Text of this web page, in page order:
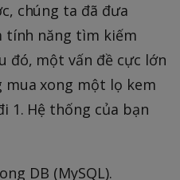
chúng ta đã đưa
tính năng tìm kiếm
đó, một vấn đề cực lớn
mua xong một lọ kem
1. Hệ thống của bạn
DB (MySQL).